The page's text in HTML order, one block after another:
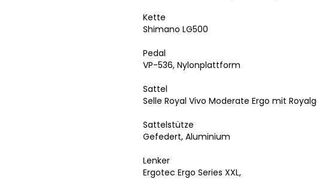
Kette
Shimano LG500
Pedal
VP-536, Nylonplattform
Sattel
Selle Royal Vivo Moderate Ergo mit
Sattelstütze
Gefedert, Aluminium
Lenker
Ergotec Ergo Series XXL,